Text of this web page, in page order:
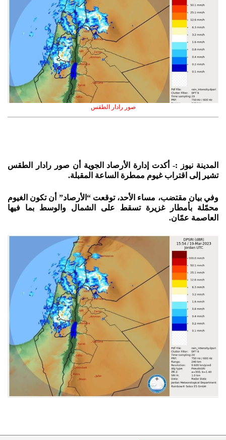
صور رادار الطقس
المدينة نيوز :- أكدت إدارة الأرصاد الجوية أن صور رادار الطقس
تشير إلى اقتراب غيوم ممطرة الساعة المقبلة.
وفي بيان مقتضب، مساء الأحد، توقعت “الأرصاد” أن تكون الغيوم
محمّلة بأمطار غزيرة تسقط على الشمال والوسط بما فيها
العاصمة عمّان.